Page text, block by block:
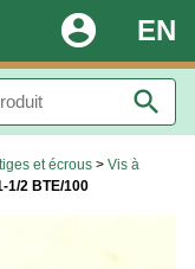
EN
account_circle
search
et écrous > Vis à
1/2 BTE/100